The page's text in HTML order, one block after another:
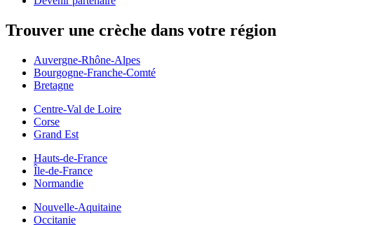
Trouver une crèche dans votre région
Auvergne-Rhône-Alpes
Bourgogne-Franche-Comté
Bretagne
Centre-Val de Loire
Corse
Grand Est
Hauts-de-France
Île-de-France
Normandie
Nouvelle-Aquitaine
Occitanie